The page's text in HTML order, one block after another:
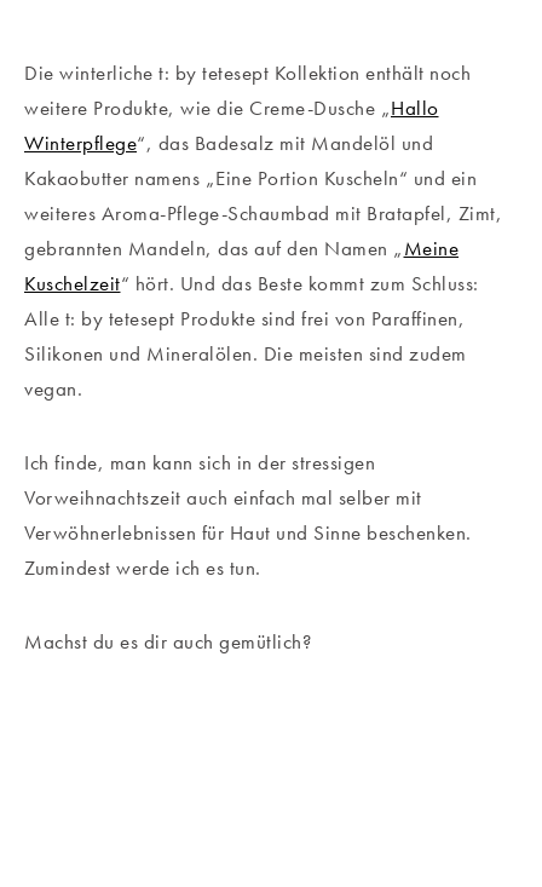
Die winterliche t: by tetesept Kollektion enthält noch
weitere Produkte, wie die Creme-Dusche „Hallo
Winterpflege“, das Badesalz mit Mandelöl und
Kakaobutter namens „Eine Portion Kuscheln“ und ein
weiteres Aroma-Pflege-Schaumbad mit Bratapfel, Zimt,
gebrannten Mandeln, das auf den Namen „Meine
Kuschelzeit“ hört. Und das Beste kommt zum Schluss:
Alle t: by tetesept Produkte sind frei von Paraffinen,
Silikonen und Mineralölen. Die meisten sind zudem
vegan.
Ich finde, man kann sich in der stressigen
Vorweihnachtszeit auch einfach mal selber mit
Verwöhnerlebnissen für Haut und Sinne beschenken.
Zumindest werde ich es tun.
Machst du es dir auch gemütlich?